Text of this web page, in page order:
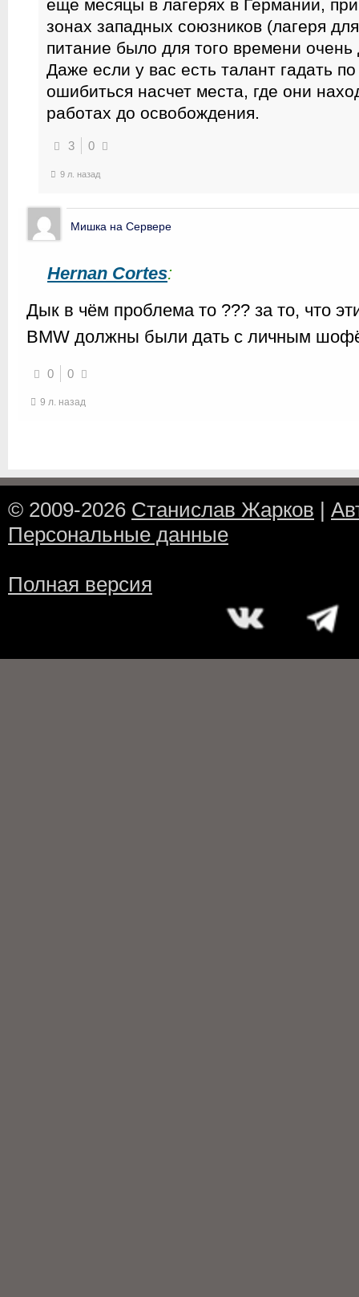
еще месяцы в лагерях в Германии,
зонах западных союзников (лагеря
питание было для того времени
Даже если у вас есть талант гадать
ошибиться насчет места, где они
работах до освобождения.
3 0
9 л. назад
Мишка на Сервере
Hernan Cortes:
Дык в чём проблема то ??? за то, что
BMW должны были дать с личным
0 0
9 л. назад
© 2009-2026 Станислав Жарков |
Персональные данные
Полная версия